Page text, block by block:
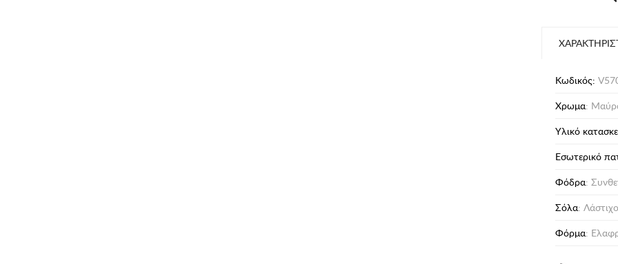
Κωδικός:
Χρωμα:
Υλικό
Eσωτερικό
Φόδρα:
Σόλα: Λάστιχο
Φόρμα: